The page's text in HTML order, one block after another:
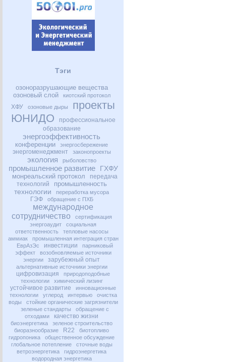
Тэги
озоноразрушающие вещества
озоновый слой
киотский протокол
ХФУ озоновые дыры
проекты
ЮНИДО
профессиональное
образование
энергоэффективность
конференции энергосбережение
энергоменеджмент законопроекты
экология рыболовство
промышленное развитие ГХФУ
монреальский протокол
передача
технологий
промышленность
технологии переработка мусора
ГЭФ обращение с ПХБ
международное
сотрудничество
сертификация
энергоаудит
социальная
ответственность
тепловые насосы
аммиак
промышленная интеграция стран
ЕврАзЭс
инвестиции
парниковый
эффект
возобновляемые источники
энергии
зарубежный опыт
альтернативные источники энергии
цифровизация
природоподобные
технологии
химический лизинг
устойчивое развитие
инновационные
технологии
углерод интервью
очистка
воды
стойкие органические загрязнители
зеленые стандарты
обращение с
отходами
качество жизни
биоэнергетика
зеленое строительство
биоразнообразие
R22
биотопливо
гидропоника
общественное обсуждение
глобальное потепление
сточные воды
ветроэнергетика
гидроэнергетика
водородная энергетика